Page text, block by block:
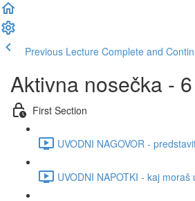
Previous Lecture Complete and
Aktivna nosečka -
First Section
UVODNI NAGOVOR -
UVODNI NAPOTKI - kaj